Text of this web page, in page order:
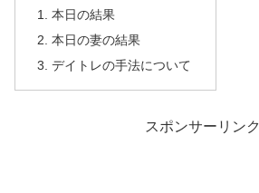
本日の結果
本日の妻の結果
デイトレの手法について
スポンサーリンク